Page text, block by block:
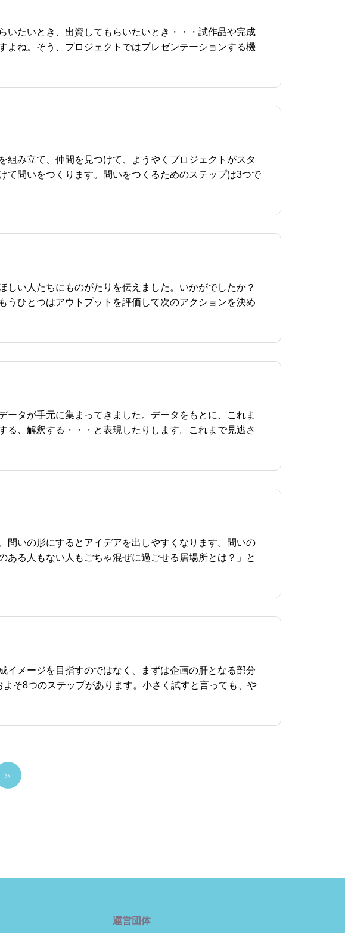
いたいとき、出資してもらいたいとき・・・試作品や完成
よね。そう、プロジェクトではプレゼンテーションする機
組み立て、仲間を見つけて、ようやくプロジェクトがスタ
て問いをつくります。問いをつくるためのステップは3つで
い人たちにものがたりを伝えました。いかがでしたか？
ひとつはアウトプットを評価して次のアクションを決め
タが手元に集まってきました。データをもとに、これま
、解釈する・・・と表現したりします。これまで見逃さ
問いの形にするとアイデアを出しやすくなります。問いの
る人もない人もごちゃ混ぜに過ごせる居場所とは？」と
メージを目指すのではなく、まずは企画の肝となる部分
そ8つのステップがあります。小さく試すと言っても、や
運営団体